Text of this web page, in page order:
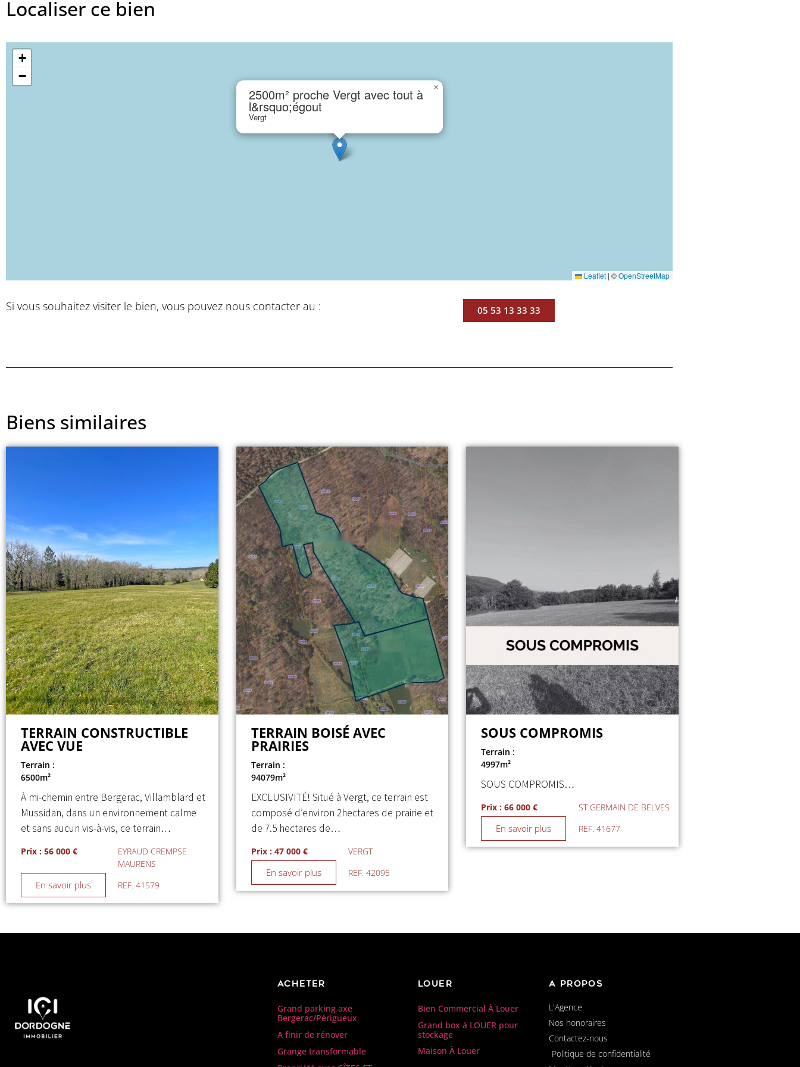
Localiser ce bien
2500m² proche Vergt avec tout à
l&rsquo;égout
Vergt
×
+
−
Leaflet | ©OpenStreetMap
Si vous souhaitez visiter le bien, vous pouvez nous contacter au : 05 53 13 33 33
Biens similaires
TERRAIN CONSTRUCTIBLE
AVEC VUE
Terrain :
6500m²
À mi-chemin entre Bergerac, Villamblard et
Mussidan, dans un environnement calme
et sans aucun vis-à-vis, ce terrain…
Prix : 56 000 €
EYRAUD CREMPSE
MAURENS
En savoir plus REF. 41579
TERRAIN BOISÉ AVEC
PRAIRIES
Terrain :
94079m²
EXCLUSIVITÉ! Situé à Vergt, ce terrain est
composé d’environ 2hectares de prairie et
de 7.5 hectares de…
Prix : 47 000 € VERGT
En savoir plus REF. 42095
SOUS COMPROMIS
Terrain :
4997m²
SOUS COMPROMIS…
Prix : 66 000 € ST GERMAIN DE BELVES
En savoir plus REF. 41677
Acheter
Grand parking axe
Bergerac/Périgueux
A finir de rénover
Grange transformable
Louer
Bien Commercial À Louer
Grand box à LOUER pour
stockage
Maison À Louer
A propos
L'Agence
Nos honoraires
Contactez-nous
Politique de confidentialité